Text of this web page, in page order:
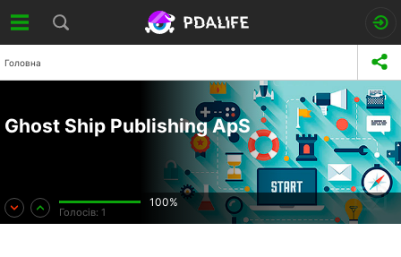
Головна
Ghost Ship Publishing ApS
100%
Голосів: 1